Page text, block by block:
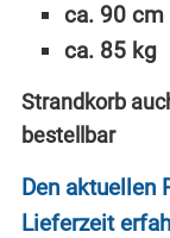
ca. 90
ca. 85 kg
Strandkorb
bestellbar
Den aktuellen
Lieferzeit